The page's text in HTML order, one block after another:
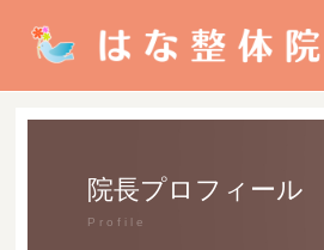
院長プロフィール
Profile